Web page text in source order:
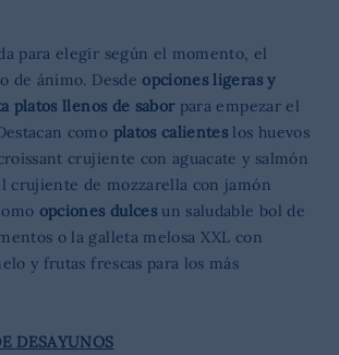
para elegir según el momento, el
de ánimo. Desde opciones ligeras y
platos llenos de saborpara empezar el
como platos calientes los huevos
crujiente con aguacate y salmón
crujiente de mozzarella con jamón
opciones dulcesun saludable bol de
o la galleta melosa XXL con
y frutas frescas para los más
DESAYUNOS